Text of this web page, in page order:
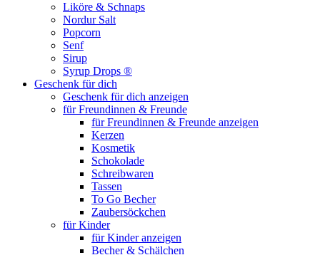
Liköre & Schnaps
Nordur Salt
Popcorn
Senf
Sirup
Syrup Drops ®
Geschenk für dich
Geschenk für dich anzeigen
für Freundinnen & Freunde
für Freundinnen & Freunde anzeigen
Kerzen
Kosmetik
Schokolade
Schreibwaren
Tassen
To Go Becher
Zaubersöckchen
für Kinder
für Kinder anzeigen
Becher & Schälchen